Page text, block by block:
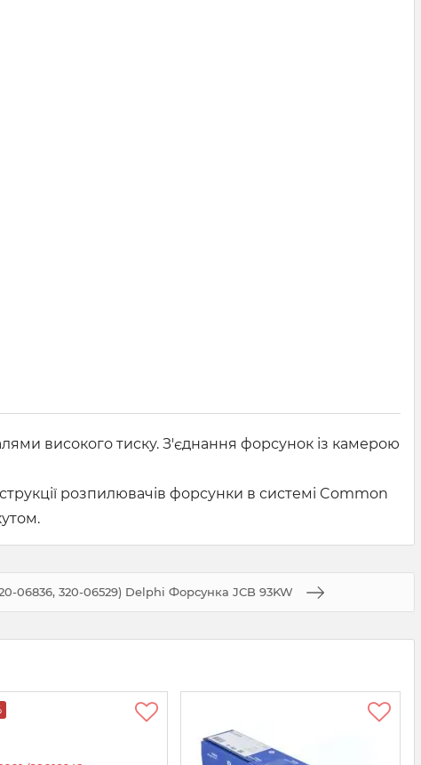
високого тиску. З'єднання форсунок із камерою
розпилювачів форсунки в системі Common
06836, 320-06529) Delphi Форсунка JCB 93KW